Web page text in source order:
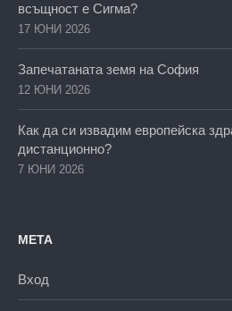
всъщност е Сигма?
17 ЮНИ 2026
Запечатаната земя на София
12 ЮНИ 2026
Как да си извадим европейска
дистанционно?
7 ЮНИ 2026
МЕТА
Вход